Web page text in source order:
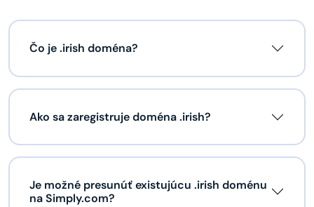
Čo je .irish doména?
Ako sa zaregistruje doména .irish?
Je možné presunúť existujúcu .irish doménu
na Simply.com?